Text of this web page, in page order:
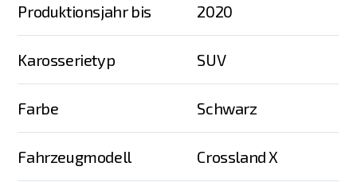
Produktionsjahr bis 2020
Karosserietyp SUV
Farbe Schwarz
Fahrzeugmodell Crossland X